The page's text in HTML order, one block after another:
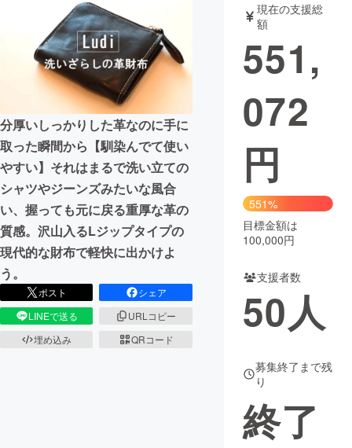
テクノロジー・ガジェット
映像・映画 書籍・雑誌
ビジネス・起業 チャレンジ
まちづくり・地域活性化
CAMPFIRE for Social Good
CAMPFIRE Creation
CAMPFIREふるさと納税
コミュニティ
分厚いしっかりした革なのに手に
取った瞬間から【馴染んでて使い
やすい】それはまるで洗い立ての
シャツやジーンズみたいな風合
い、握っても元に戻る重厚な革の
質感。沢山入るLジップタイプの
現代的な財布で軽快に出かけよ
う。
ポスト
シェア
LINEで送る
URLコピー
埋め込み
QRコード
現在の支援総
額
551,
072
円
551%
目標金額は
100,000円
支援者数
50人
募集終了まで残
り
終了